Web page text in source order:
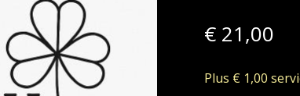
€21,00
Plus € 1,00